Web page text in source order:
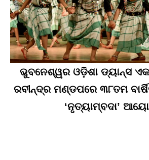
ଭୁବନେଶ୍ୱର ଓଡ଼ିଶା ଡ୍ୟାନ୍ସ
ରବୀନ୍ଦ୍ର ମଣ୍ଡପରେ ୩୮ତମ
‘ନୃତ୍ୟାମ୍ବଦା’